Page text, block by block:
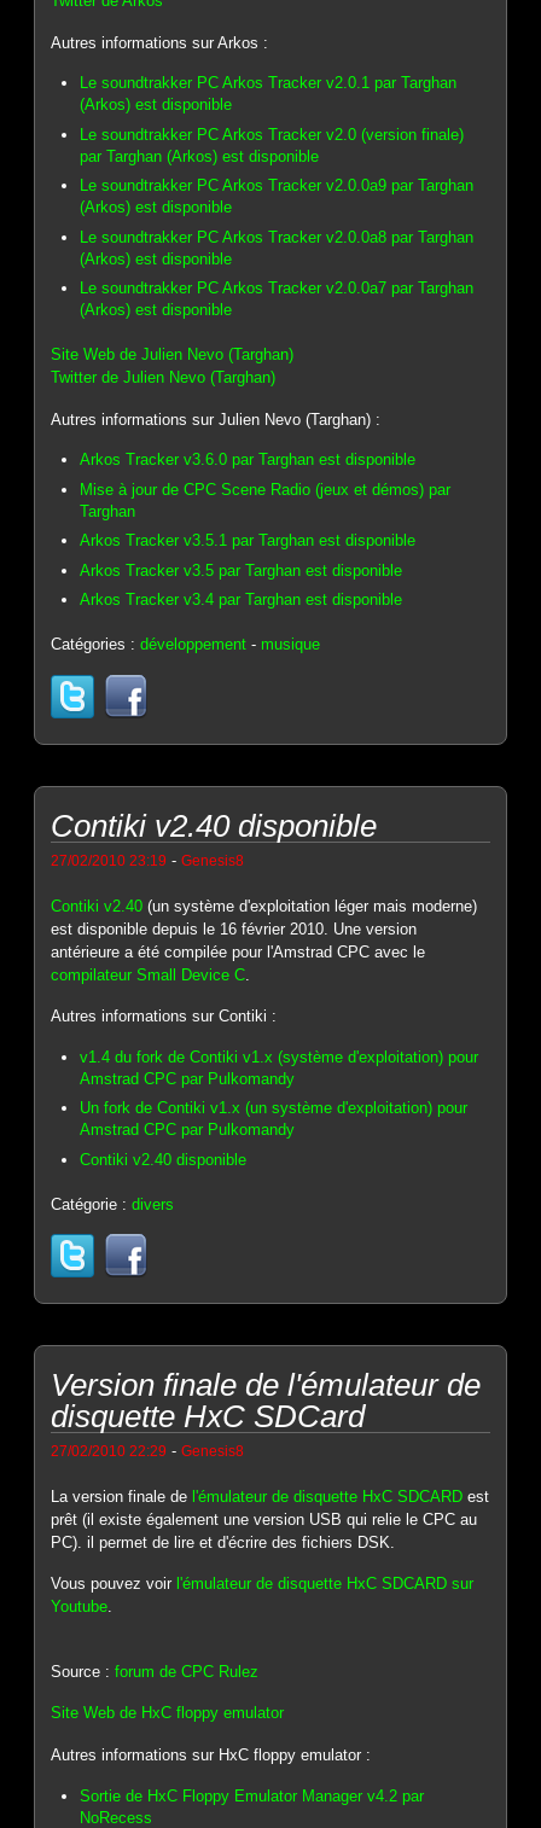
Autres informations sur Arkos :
Le soundtrakker PC Arkos Tracker v2.0.1 par Targhan
(Arkos) est disponible
Le soundtrakker PC Arkos Tracker v2.0 (version finale)
par Targhan (Arkos) est disponible
Le soundtrakker PC Arkos Tracker v2.0.0a9 par Targhan
(Arkos) est disponible
Le soundtrakker PC Arkos Tracker v2.0.0a8 par Targhan
(Arkos) est disponible
Le soundtrakker PC Arkos Tracker v2.0.0a7 par Targhan
(Arkos) est disponible
Site Web de Julien Nevo (Targhan)
Twitter de Julien Nevo (Targhan)
Autres informations sur Julien Nevo (Targhan) :
Arkos Tracker v3.6.0 par Targhan est disponible
Mise à jour de CPC Scene Radio (jeux et démos) par
Targhan
Arkos Tracker v3.5.1 par Targhan est disponible
Arkos Tracker v3.5 par Targhan est disponible
Arkos Tracker v3.4 par Targhan est disponible
Catégories :développement - musique
Contiki v2.40 disponible
27/02/2010 23:19 -Genesis8
Contiki v2.40 (un système d'exploitation léger mais moderne)
est disponible depuis le 16 février 2010. Une version
antérieure a été compilée pour l'Amstrad CPC avec le
compilateur Small Device C
Autres informations sur Contiki :
v1.4 du fork de Contiki v1.x (système d'exploitation) pour
Amstrad CPC par Pulkomandy
Un fork de Contiki v1.x (un système d'exploitation) pour
Amstrad CPC par Pulkomandy
Contiki v2.40 disponible
Catégorie :divers
Version finale de l'émulateur de
disquette HxC SDCard
27/02/2010 22:29 -Genesis8
La version finale de l'émulateur de disquette HxC SDCARD est
prêt (il existe également une version USB qui relie le CPC au
PC). il permet de lire et d'écrire des fichiers DSK.
Vous pouvez voir l'émulateur de disquette HxC SDCARD sur
Youtube.
Source :forum de CPC Rulez
Site Web de HxC floppy emulator
Autres informations sur HxC floppy emulator :
Sortie de HxC Floppy Emulator Manager v4.2 par
NoRecess